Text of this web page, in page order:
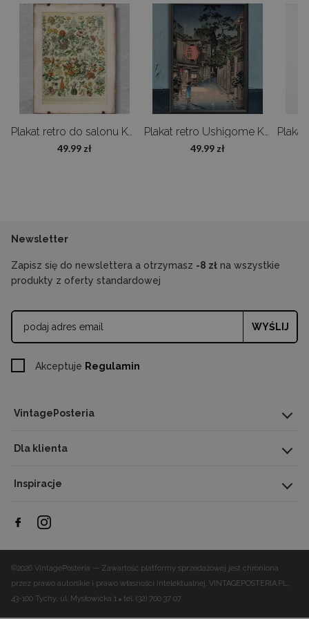
Galeria produktu
Czy oferujecie zamówienia na wymiar?
Oczywiście! Możemy zmodyfikować projekt lub zmienić wymiar – napisz
do nas, a przygotujemy ofertę dopasowaną do Twoich potrzeb.
Plakat retro do salonu Kwiaty Adolphe Millot
49.99 zł
Plakat retro Ushigome Kagurazaka
49.99 zł
VintagePosteria
Dla klienta
Inspiracje
Newsletter
Zapisz się do newslettera a otrzymasz -8 zł na wszystkie
produkty z oferty standardowej
WYŚLIJ
Akceptuje Regulamin
©2026 VintagePosteria — Zawartość platformy sprzedażowej jest chroniona
przez prawo autorskie i prawo własności intelektualnej. VINTAGEPOSTERIA.PL,
43-100 Tychy, ul. Mysłowicka 1
tel. (32) 700 37 07